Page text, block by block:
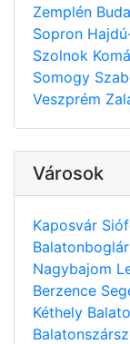
Zemplén
Sopron
Szolnok
Somogy
Veszprém
Városok
Kaposvár
Balatonboglár
Nagybajom
Berzence
Kéthely